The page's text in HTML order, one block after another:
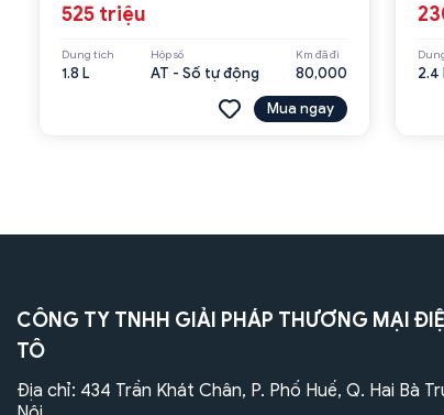
525 triệu
Dung tích
1.8 L
Hộp số
AT - Số tự động
Km đã đi
80,000
Mua ngay
2.4
CÔNG TY TNHH GIẢI PHÁP THƯƠNG MẠI
TÔ
Địa chỉ: 434 Trần Khát Chân, P. Phố Huế, Q. Hai Bà